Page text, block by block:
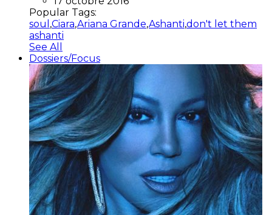
Popular Tags:
soul ,Ciara,Ariana Grande,Ashanti,don't let them
ashanti
See All
Dossiers/Focus